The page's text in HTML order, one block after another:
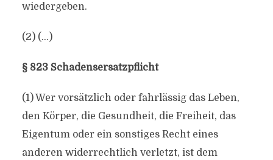
wiedergeben.
(2) (…)
§ 823 Schadensersatzpflicht
(1) Wer vorsätzlich oder fahrlässig das Leben,
den Körper, die Gesundheit, die Freiheit, das
Eigentum oder ein sonstiges Recht eines
anderen widerrechtlich verletzt, ist dem